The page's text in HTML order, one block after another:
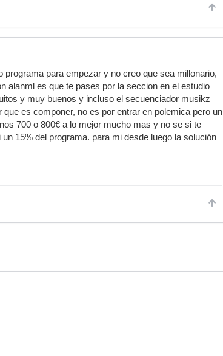
para empezar y no creo que sea millonario,
alanml es que te pases por la seccion en el estudio
y muy buenos y incluso el secuenciador musikz
es componer, no es por entrar en polemica pero un
700 o 800€ a lo mejor mucho mas y no se si te
15% del programa. para mi desde luego la solución